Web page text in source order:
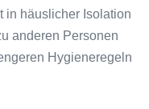
in häuslicher Isolation
anderen Personen
Hygieneregeln